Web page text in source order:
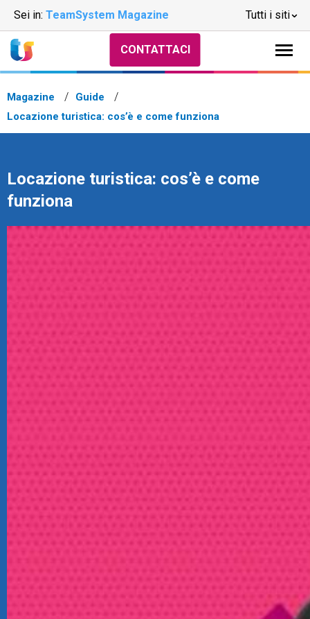
Sei in: TeamSystem Magazine Tutti i siti
Ecommerce
Email Marketing
Financial Solutions
CONTATTACI
Magazine
Guide
Locazione turistica: cos’è e come funziona
Locazione turistica: cos’è e come
funziona